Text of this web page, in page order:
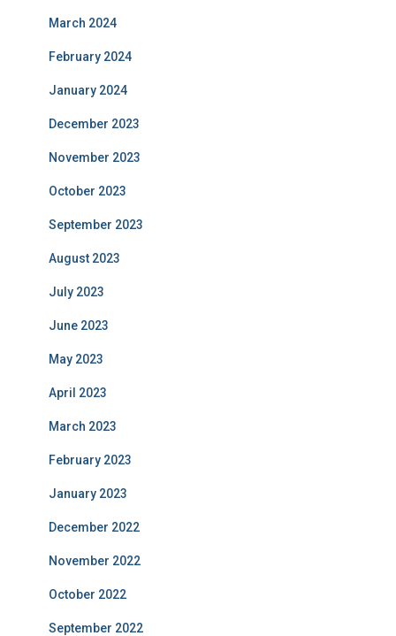
March 2024
February 2024
January 2024
December 2023
November 2023
October 2023
September 2023
August 2023
July 2023
June 2023
May 2023
April 2023
March 2023
February 2023
January 2023
December 2022
November 2022
October 2022
September 2022